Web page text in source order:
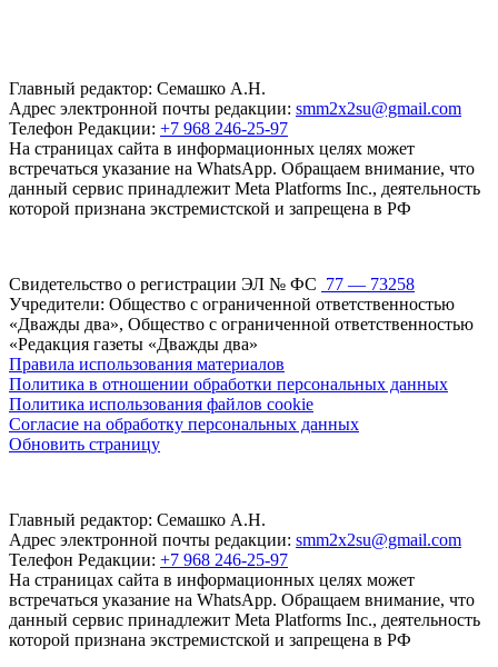
Главный редактор: Семашко А.Н.
Адрес электронной почты редакции: smm2x2su@gmail.com
Телефон Редакции: +7 968 246-25-97
На страницах сайта в информационных целях может
встречаться указание на WhatsApp. Обращаем внимание, что
данный сервис принадлежит Meta Platforms Inc., деятельность
которой признана экстремистской и запрещена в РФ
Свидетельство о регистрации ЭЛ № ФС 77 — 73258
Учредители: Общество с ограниченной ответственностью
«Дважды два», Общество с ограниченной ответственностью
«Редакция газеты «Дважды два»
Правила использования материалов
Политика в отношении обработки персональных данных
Политика использования файлов cookie
Согласие на обработку персональных данных
Обновить страницу
Главный редактор: Семашко А.Н.
Адрес электронной почты редакции: smm2x2su@gmail.com
Телефон Редакции: +7 968 246-25-97
На страницах сайта в информационных целях может
встречаться указание на WhatsApp. Обращаем внимание, что
данный сервис принадлежит Meta Platforms Inc., деятельность
которой признана экстремистской и запрещена в РФ